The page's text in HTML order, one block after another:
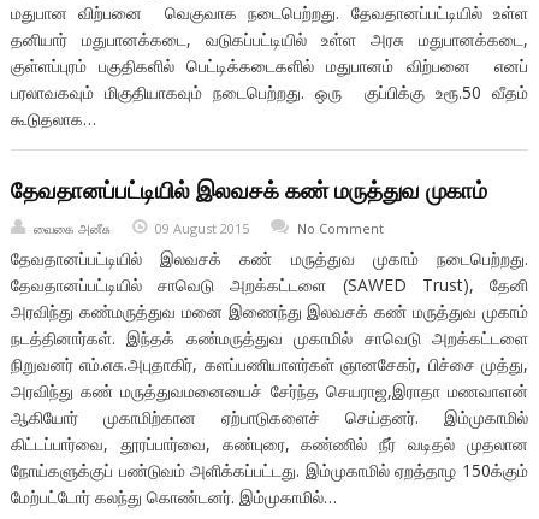
மதுபான விற்பனை வெகுவாக நடைபெற்றது. தேவதானப்பட்டியில் உள்ள
தனியார் மதுபானக்கடை, வடுகப்பட்டியில் உள்ள அரசு மதுபானக்கடை,
குள்ளப்புரம் பகுதிகளில் பெட்டிக்கடைகளில் மதுபானம் விற்பனை எனப்
பரலாவகவும் மிகுதியாகவும் நடைபெற்றது. ஒரு குப்பிக்கு உரூ.50 வீதம்
கூடுதலாக…
தேவதானப்பட்டியில் இலவசக் கண் மருத்துவ முகாம்
வைகை அனீசு 09 August 2015 No Comment
தேவதானப்பட்டியில் இலவசக் கண் மருத்துவ முகாம் நடைபெற்றது.
தேவதானப்பட்டியில் சாவெடு அறக்கட்டளை (SAWED Trust), தேனி
அரவிந்து கண்மருத்துவ மனை இணைந்து இலவசக் கண் மருத்துவ முகாம்
நடத்தினார்கள். இந்தக் கண்மருத்துவ முகாமில் சாவெடு அறக்கட்டளை
நிறுவனர் எம்.எசு.அபுதாகிர், களப்பணியாளர்கள் ஞானசேகர், பிச்சை முத்து,
அரவிந்து கண் மருத்துவமனையைச் சேர்ந்த செயராஜ,இராதா மணவாளன்
ஆகியோர் முகாமிற்கான ஏற்பாடுகளைச் செய்தனர். இம்முகாமில்
கிட்டப்பார்வை, தூரப்பார்வை, கண்புரை, கண்ணில் நீர் வடிதல் முதலான
நோய்களுக்குப் பண்டுவம் அளிக்கப்பட்டது. இம்முகாமில் ஏறத்தாழ 150க்கும்
மேற்பட்டோர் கலந்து கொண்டனர். இம்முகாமில்…